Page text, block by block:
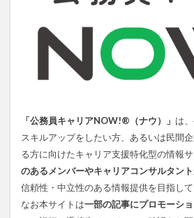
「公務員キャリアNOW!®（ナウ）」 は
スキルアップをしたい方、あるいは民間
る方に向けたキャリア支援特化型の情報サ
のあるメンバーやキャリアコンサルタン
信頼性・中立性のある情報提供を目指して
なお本サイトは一部の記事にプロモーシ